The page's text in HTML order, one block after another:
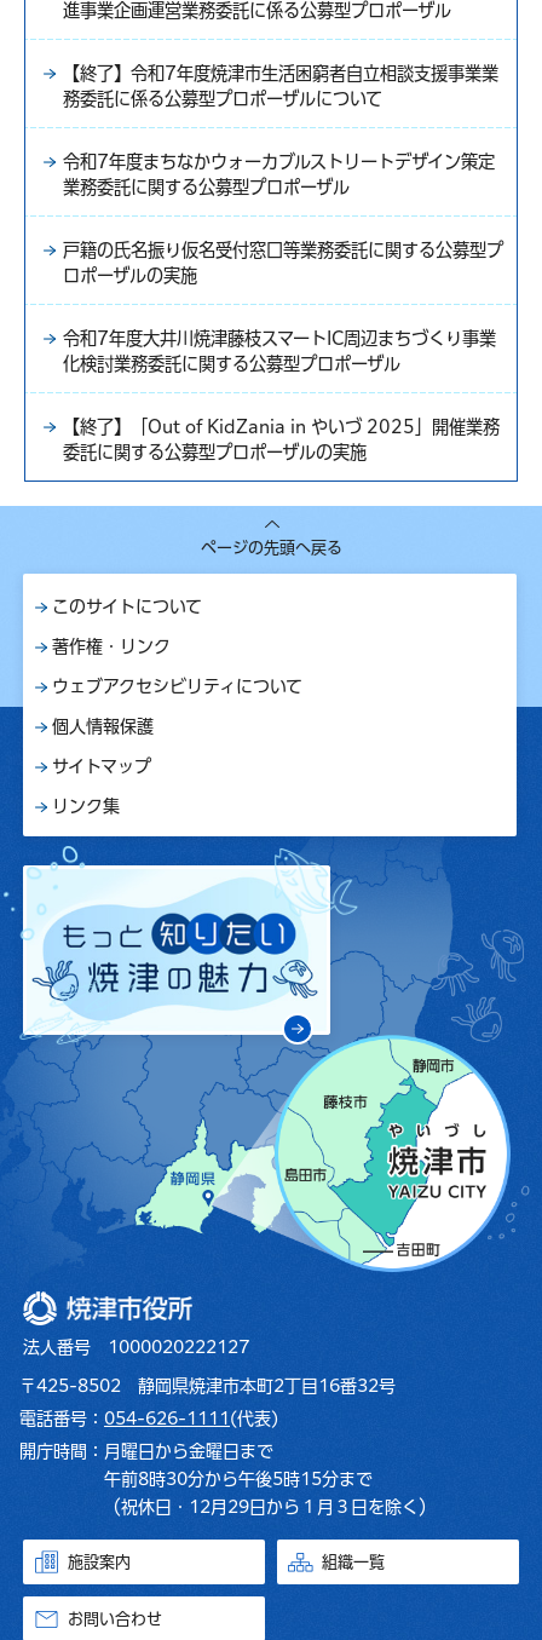
進事業企画運営業務委託に係る公募型プロポーザル
【終了】令和7年度焼津市生活困窮者自立相談支援事業業
務委託に係る公募型プロポーザルについて
令和7年度まちなかウォーカブルストリートデザイン策定
業務委託に関する公募型プロポーザル
戸籍の氏名振り仮名受付窓口等業務委託に関する公募型プ
ロポーザルの実施
令和7年度大井川焼津藤枝スマートIC周辺まちづくり事業
化検討業務委託に関する公募型プロポーザル
【終了】「Out of KidZania in やいづ 2025」開催業務
委託に関する公募型プロポーザルの実施
ページの先頭へ戻る
このサイトについて
著作権・リンク
ウェブアクセシビリティについて
個人情報保護
サイトマップ
リンク集
焼津市役所
法人番号 1000020222127
〒425-8502 静岡県焼津市本町2丁目16番32号
電話番号： 054-626-1111 (代表)
開庁時間： 月曜日から金曜日まで
午前8時30分から午後5時15分まで
（祝休日・12月29日から１月３日を除く）
施設案内 組織一覧
お問い合わせ